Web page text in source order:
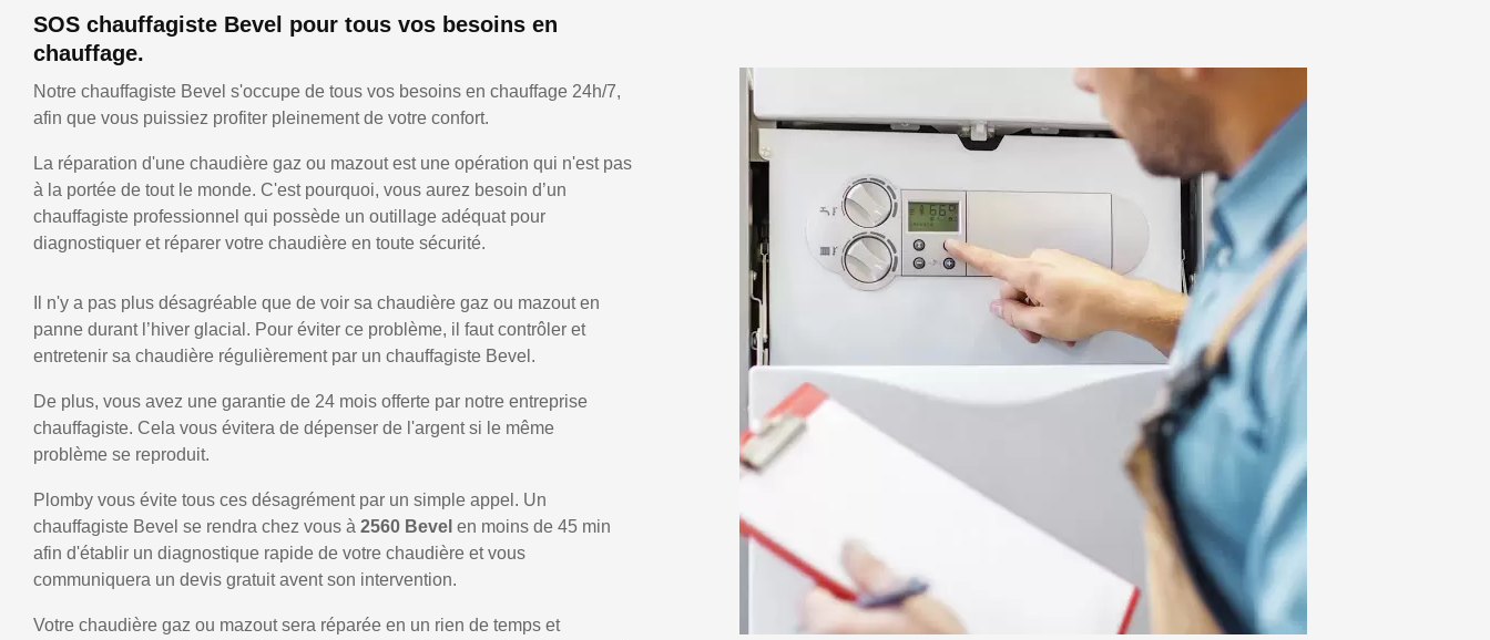
SOS chauffagiste Bevel pour tous vos besoins en
chauffage.
Notre chauffagiste Bevel s'occupe de tous vos besoins en chauffage 24h/7,
afin que vous puissiez profiter pleinement de votre confort.
La réparation d'une chaudière gaz ou mazout est une opération qui n'est pas
à la portée de tout le monde. C'est pourquoi, vous aurez besoin d’un
chauffagiste professionnel qui possède un outillage adéquat pour
diagnostiquer et réparer votre chaudière en toute sécurité.
Il n'y a pas plus désagréable que de voir sa chaudière gaz ou mazout en
panne durant l’hiver glacial. Pour éviter ce problème, il faut contrôler et
entretenir sa chaudière régulièrement par un chauffagiste Bevel.
De plus, vous avez une garantie de 24 mois offerte par notre entreprise
chauffagiste. Cela vous évitera de dépenser de l'argent si le même
problème se reproduit.
Plomby vous évite tous ces désagrément par un simple appel. Un
chauffagiste Bevel se rendra chez vous à 2560 Bevel en moins de 45 min
afin d'établir un diagnostique rapide de votre chaudière et vous
communiquera un devis gratuit avent son intervention.
Votre chaudière gaz ou mazout sera réparée en un rien de temps et